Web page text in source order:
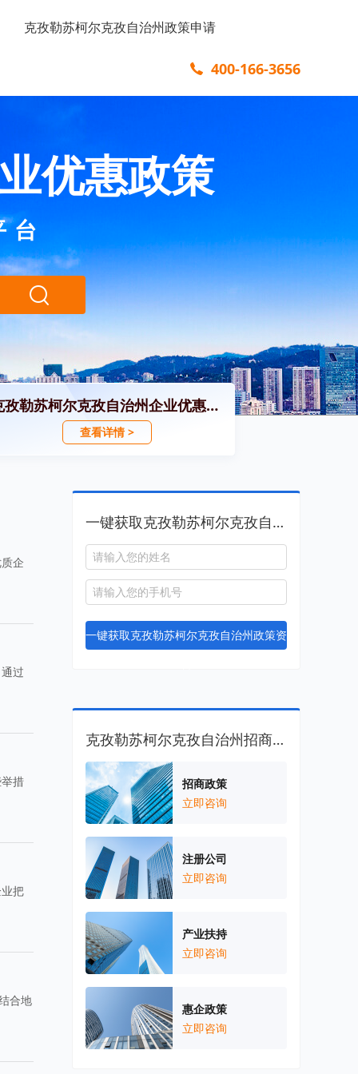
克孜勒苏柯尔克孜自治州政策申请
400-166-3656
优惠政策
台
克孜勒苏柯尔克孜自治州企业优惠政策汇编
查看详情 >
企
过
措
把
合地
一键获取克孜勒苏柯尔克孜自治州政策资料
一键获取克孜勒苏柯尔克孜自治州政策资
克孜勒苏柯尔克孜自治州招商引资
招商政策
立即咨询
注册公司
立即咨询
产业扶持
立即咨询
惠企政策
立即咨询